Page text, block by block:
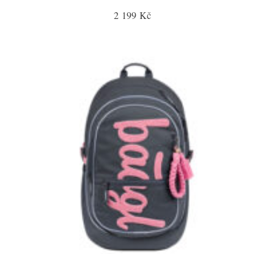
2 199 Kč